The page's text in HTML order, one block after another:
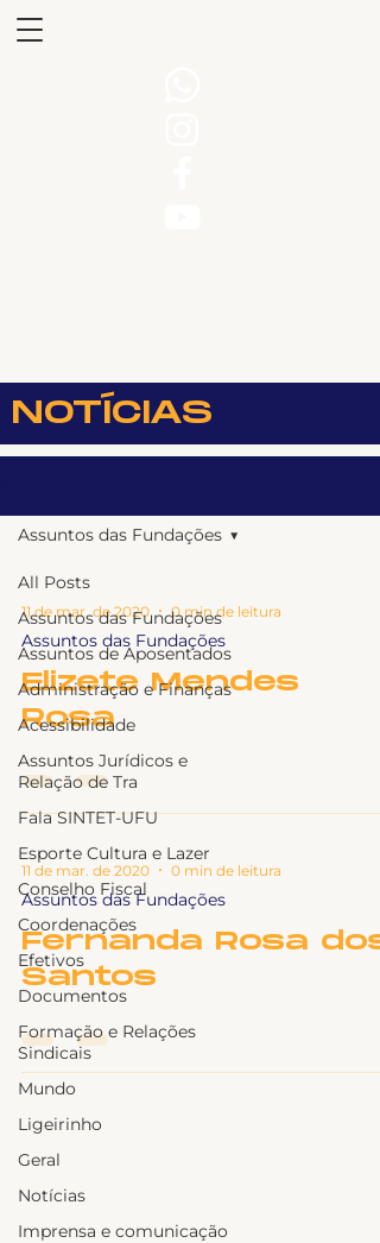
NOTÍCIAS
All Posts
Assuntos das Fundações
Assuntos de Aposentados
Administração e Finanças
Acessibilidade
Assuntos Jurídicos e
Relação de Tra
Fala SINTET-UFU
Esporte Cultura e Lazer
Conselho Fiscal
Coordenações
Efetivos
Documentos
Formação e Relações
Sindicais
Mundo
Ligeirinho
Geral
Notícias
Imprensa e comunicação
Assuntos das Fundações
11 de mar. de 2020 0 min de leitura
Assuntos das Fundações
Elizete Mendes
Rosa
11 de mar. de 2020 0 min de leitura
Assuntos das Fundações
Fernanda Rosa dos
Santos